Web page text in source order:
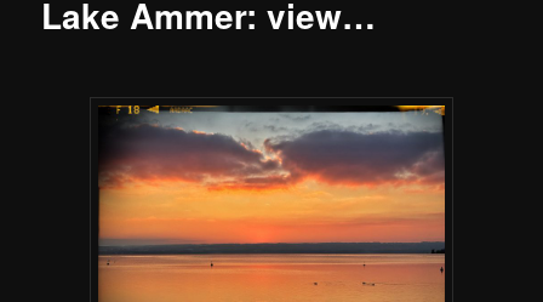
Lake Ammer: view…